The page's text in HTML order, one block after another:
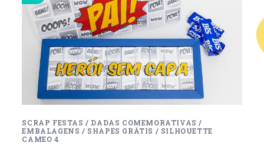
SCRAP FESTAS / DADAS COMEMORATIVAS /
EMBALAGENS / SHAPES GRÁTIS / SILHOUETTE
CAMEO 4